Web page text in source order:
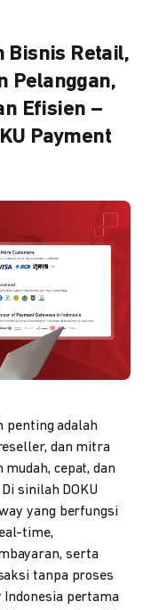
Bisnis Retail,
Pelanggan,
Efisien –
Payment
penting adalah
dan mitra
cepat, dan
sinilah DOKU
yang berfungsi
time,
serta
tanpa proses
Indonesia pertama